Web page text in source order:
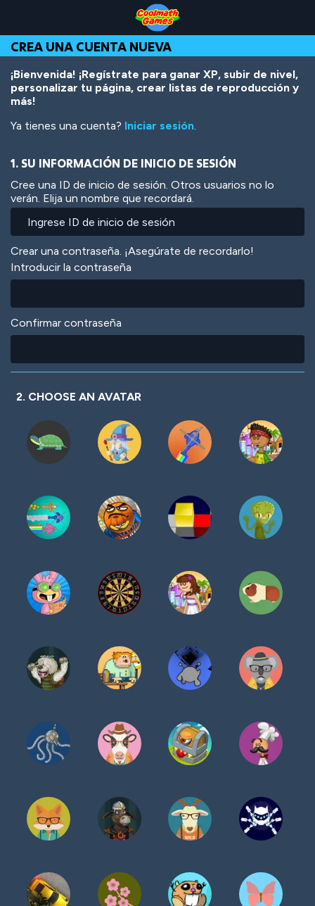
Top
of
Page
Navigation
Main
Content
Footer
contenido
principal
CREA UNA CUENTA NUEVA
¡Bienvenida! ¡Regístrate para ganar XP, subir de nivel,
personalizar tu página, crear listas de reproducción y
más!
Ya tienes una cuenta? Iniciar sesión.
1. SU INFORMACIÓN DE INICIO DE SESIÓN
Cree una ID de inicio de sesión. Otros usuarios no lo
verán. Elija un nombre que recordará.
Crear una contraseña. ¡Asegúrate de recordarlo!
Introducir la contraseña
Confirmar contraseña
2. CHOOSE AN AVATAR